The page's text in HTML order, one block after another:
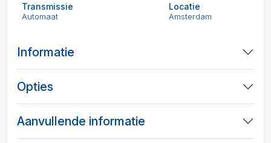
Transmissie
Automaat
Locatie
Amsterdam
Informatie
Opties
Aanvullende informatie